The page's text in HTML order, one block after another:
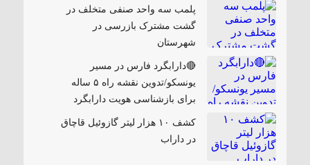
پلمب سه واحد صنفی متخلف در
گشت مشترک بازرسی در
شهرستان
🔴دارابگرد فارس در مسیر
یونسکو/تدوین نقشه راه ۵ ساله
برای بازشناسی هویت دارابگرد
کشف ۱۰ هزار لیتر گازوئیل قاچاق
در داراب